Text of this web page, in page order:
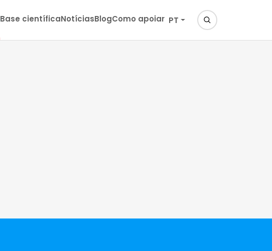
Base científicaNotíciasBlogComo apoiar PT